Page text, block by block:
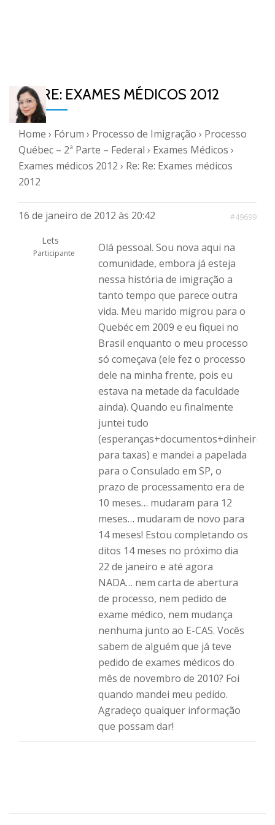
RE: RE: EXAMES MÉDICOS 2012
Home › Fórum › Processo de Imigração › Processo
Québec – 2ª Parte – Federal › Exames Médicos ›
Exames médicos 2012 › Re: Re: Exames médicos
2012
16 de janeiro de 2012 às 20:42 #49699
Lets
Participante
Olá pessoal. Sou nova aqui na
comunidade, embora já esteja
nessa história de imigração a
tanto tempo que parece outra
vida. Meu marido migrou para o
Quebéc em 2009 e eu fiquei no
Brasil enquanto o meu processo
só começava (ele fez o processo
dele na minha frente, pois eu
estava na metade da faculdade
ainda). Quando eu finalmente
juntei tudo
(esperanças+documentos+dinheiro
para taxas) e mandei a papelada
para o Consulado em SP, o
prazo de processamento era de
10 meses… mudaram para 12
meses… mudaram de novo para
14 meses! Estou completando os
ditos 14 meses no próximo dia
22 de janeiro e até agora
NADA… nem carta de abertura
de processo, nem pedido de
exame médico, nem mudança
nenhuma junto ao E-CAS. Vocês
sabem de alguém que já teve
pedido de exames médicos do
mês de novembro de 2010? Foi
quando mandei meu pedido.
Agradeço qualquer informação
que possam dar!